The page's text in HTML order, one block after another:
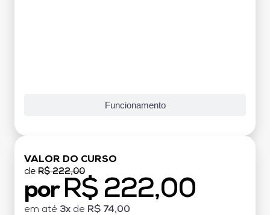
Funcionamento
VALOR DO CURSO
de R$ 222,00
por R$ 222,00
em até 3x de R$ 74,00